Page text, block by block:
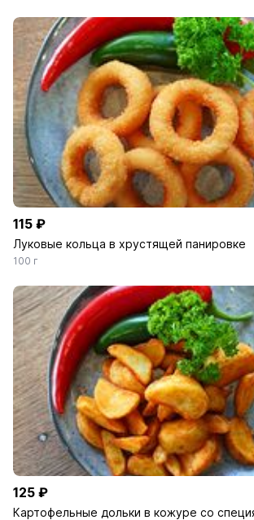
115 ₽
Луковые кольца в хрустящей панировке
100 г
125 ₽
Картофельные дольки в кожуре со